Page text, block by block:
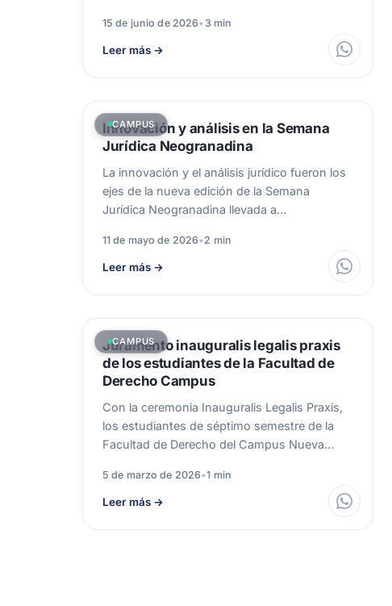
15 de junio de 2026• 3 min
Leer más →
CAMPUS
Innovación y análisis en la Semana
Jurídica Neogranadina
La innovación y el análisis jurídico fueron los
ejes de la nueva edición de la Semana
Jurídica Neogranadina llevada a…
11 de mayo de 2026• 2 min
Leer más →
CAMPUS
Juramento inauguralis legalis praxis
de los estudiantes de la Facultad de
Derecho Campus
Con la ceremonia Inauguralis Legalis Praxis,
los estudiantes de séptimo semestre de la
Facultad de Derecho del Campus Nueva
5 de marzo de 2026•1 min
Leer más →